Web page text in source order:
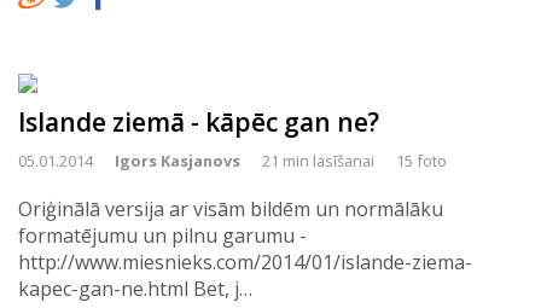
Islande ziemā - kāpēc gan ne?
05.01.2014 Igors Kasjanovs 21 min lasīšanai 15 foto
Oriģinālā versija ar visām bildēm un normālāku
formatējumu un pilnu garumu -
http://www.miesnieks.com/2014/01/islande-ziema-
kapec-gan-ne.html Bet, j…